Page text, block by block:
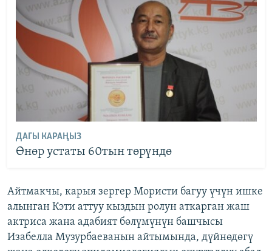
ДАГЫ КАРАҢЫЗ
Өнөр устаты 60тын төрүндө
Айтмакчы, карыя зергер Мористи багуу үчүн ишке
алынган Кэти аттуу кыздын ролун аткарган жаш
актриса жана адабият бөлүмүнүн башчысы
Изабелла Музурбаеванын айтымында, дүйнөдөгү